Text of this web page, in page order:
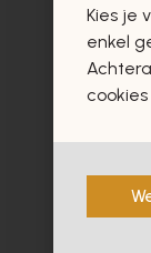
- 60%
Kies je
enkel
cookies